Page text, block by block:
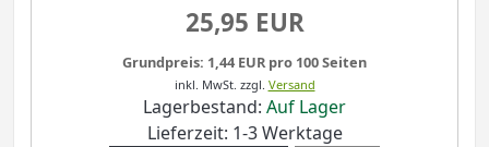
25,95 EUR
Grundpreis: 1,44 EUR pro 100 Seiten
inkl. MwSt. zzgl. Versand
Lagerbestand: Auf Lager
Lieferzeit: 1-3 Werktage